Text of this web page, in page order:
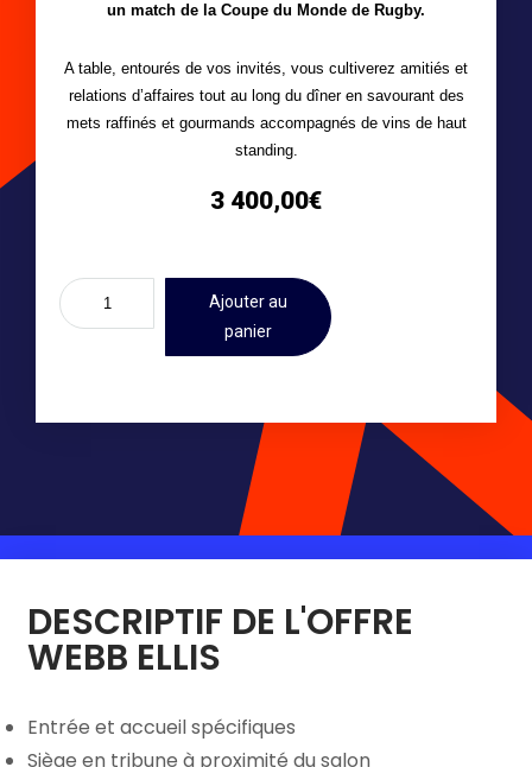
un match de la Coupe du Monde de Rugby.
A table, entourés de vos invités, vous cultiverez amitiés et
relations d’affaires tout au long du dîner en savourant des
mets raffinés et gourmands accompagnés de vins de haut
standing.
3 400,00€
Ajouter au
panier
DESCRIPTIF DE L'OFFRE
WEBB ELLIS
Entrée et accueil spécifiques
Siège en tribune à proximité du salon